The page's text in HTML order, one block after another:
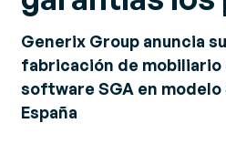
Descubre nuestras últimas noticias y
Sobre Generix
Descubre más sobre nosotros
retos
Generix Group anuncia
fabricación de
software SGA en modelo
España